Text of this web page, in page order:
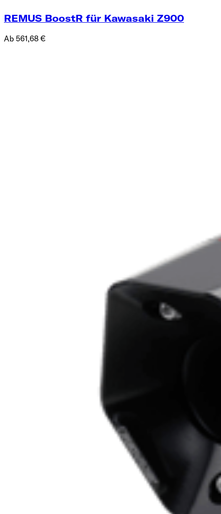
REMUS BoostR für Kawasaki Z900
Ab 561,68 €